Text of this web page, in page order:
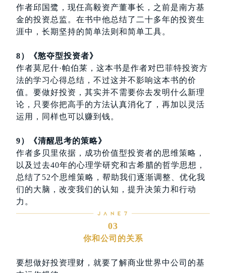
作者邱国鹭，现任高毅资产董事长，之前是南方基
金的投资总监。在书中他总结了二十多年的投资生
涯中，长期坚持的简单法则和简单工具。
8）《憨夺型投资者》
作者莫尼什·帕伯莱，这本书是作者对巴菲特投资方
法的学习心得总结，不过这并不影响这本书的价
值。要做好投资，其实并不需要你去发明什么新理
论，只要你把高手的方法认真消化了，再加以灵活
运用，同样也可以赚到钱。
9）《清醒思考的策略》
作者多贝里依据，成功价值型投资者的思维策略，
以及过去40年的心理学研究和古希腊的哲学思想，
总结了52个思维策略，帮助我们逐渐调整、优化我
们的大脑，改变我们的认知，提升决策力和行动
力。
03
你和公司的关系
要想做好投资理财，就要了解商业世界中公司的基